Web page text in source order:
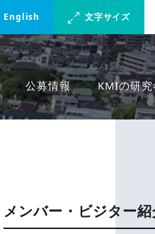
English 文字サイズ
公募情報 KMIの研
メンバー・ビジター